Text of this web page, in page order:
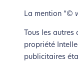
La mention “©
Tous les
propriété
publicitaires